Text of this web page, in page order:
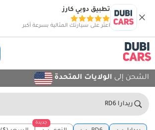
تطبيق دوبي كارز
اعثر على سيارتك المثالية بسرعة أكبر
الشحن إلى الولايات المتحدة
ريدارا RD6
جديدة